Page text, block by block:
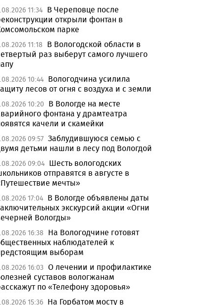
11:34 В Череповце после
открыли фонтан в
парке
11:18
В Вологодской области в
раз выберут самого лучшего
10:44 Вологодчина усилила
лесов от огня с воздуха и с земли
10:20
В Вологде на месте
фонтана у драмтеатра
качели и скамейки
09:57 Заблудившуюся семью с
детьми нашли в лесу под Вологдой
09:04 Шесть вологодских
отправятся в августе в
мечты»
17:04 В Вологде объявлены даты
экскурсий акции «Огни
Вологды»
16:38
На Вологодчине готовят
наблюдателей к
выборам
16:03 О лечении и профилактике
суставов вологжанам
по «Телефону здоровья»
15:36 На Горбатом мосту в